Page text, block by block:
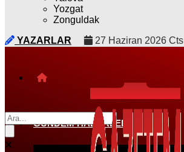
Yozgat
Zonguldak
YAZARLAR
27 Haziran 2026 Cts
GÜNDEM HABERLERI